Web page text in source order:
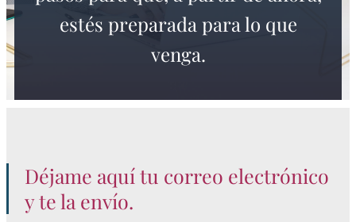
estés preparada para lo que
venga.
Déjame aquí tu correo electrónico
y te la envío.